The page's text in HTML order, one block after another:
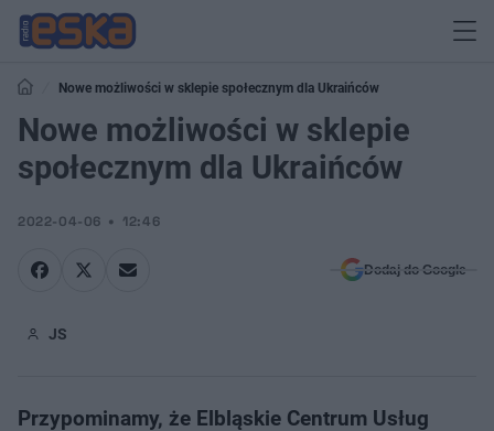
Nowe możliwości w sklepie społecznym dla Ukraińców
Nowe możliwości w sklepie
społecznym dla Ukraińców
2022-04-06 12:46
Dodaj do Google
JS
Przypominamy, że Elbląskie Centrum Usług